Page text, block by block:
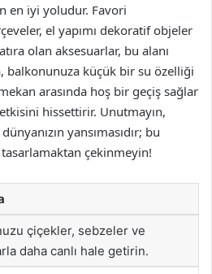
en iyi yoludur. Favori
el yapımı dekoratif objeler
olan aksesuarlar, bu alanı
balkonunuza küçük bir su özelliği
arasında hoş bir geçiş sağlar
hissettirir. Unutmayın,
yansımasıdır; bu
çekinmeyin!
çiçekler, sebzeler ve
daha canlı hale getirin.